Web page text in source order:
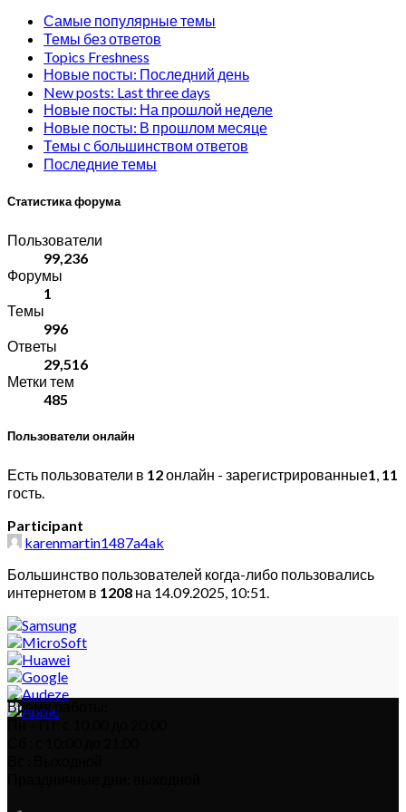
Самые популярные темы
Темы без ответов
Topics Freshness
Новые посты: Последний день
New posts: Last three days
Новые посты: На прошлой неделе
Новые посты: В прошлом месяце
Темы с большинством ответов
Последние темы
Статистика форума
Пользователи
99,236
Форумы
1
Темы
996
Ответы
29,516
Метки тем
485
Пользователи онлайн
Есть пользователи в 12онлайн - зарегистрированные1, 11
гость.
Participant
karenmartin1487a4ak
Большинство пользователей когда-либо пользовались
интернетом в 1208 на 14.09.2025, 10:51.
Время работы:
Пн – Пт: с 10:00 до 20:00